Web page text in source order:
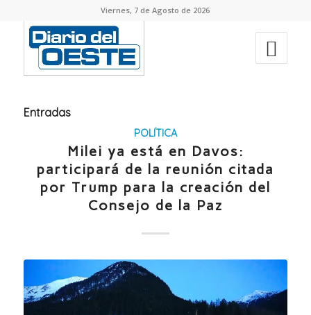
Viernes, 7 de Agosto de 2026
Entradas
POLÍTICA
Milei ya está en Davos:
participará de la reunión citada
por Trump para la creación del
Consejo de la Paz